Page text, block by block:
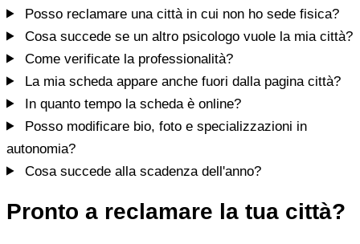
Posso reclamare una città in cui non ho sede fisica?
Cosa succede se un altro psicologo vuole la mia città?
Come verificate la professionalità?
La mia scheda appare anche fuori dalla pagina città?
In quanto tempo la scheda è online?
Posso modificare bio, foto e specializzazioni in
autonomia?
Cosa succede alla scadenza dell'anno?
Pronto a reclamare la tua città?